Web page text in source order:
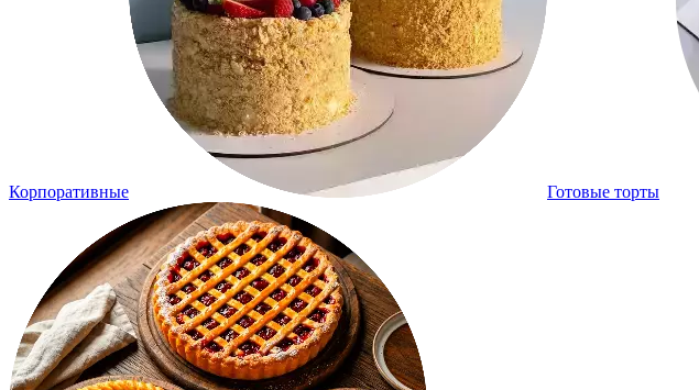
Корпоративные Готовые торты